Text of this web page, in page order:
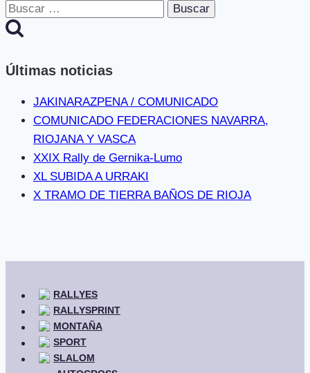
Buscar:
Últimas noticias
JAKINARAZPENA / COMUNICADO
COMUNICADO FEDERACIONES NAVARRA,
RIOJANA Y VASCA
XXIX Rally de Gernika-Lumo
XL SUBIDA A URRAKI
X TRAMO DE TIERRA BAÑOS DE RIOJA
RALLYES
RALLYSPRINT
MONTAÑA
SPORT
SLALOM